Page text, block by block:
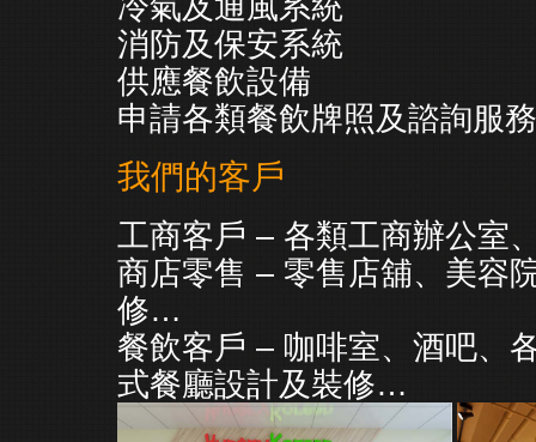
消防及保安系統
供應餐飲設備
申請各類餐飲牌照及諮詢服務
我們的客戶
工商客戶 – 各類工商辦公室
商店零售 – 零售店舖、美容
修…
餐飲客戶 – 咖啡室、酒吧、
式餐廳設計及裝修…